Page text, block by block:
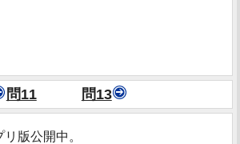
問11 問13
版公開中。